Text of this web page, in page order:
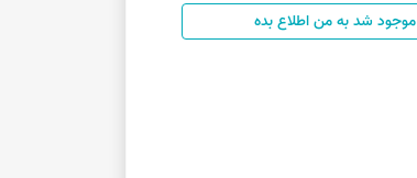
موجود شد به من اطلاع بده